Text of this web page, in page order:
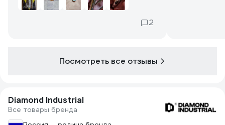
Первое отверстие смачивал водой из
холодной водой. И дело пошло! И
После просверливания отверстия
образуется маленький бублик от
плитки. Сам край отверсия ровный без
2
Посмотреть все отзывы
Diamond Industrial
Все товары бренда